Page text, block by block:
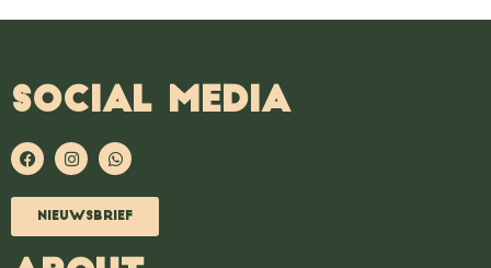
SOCIAL MEDIA
Nieuwsbrief